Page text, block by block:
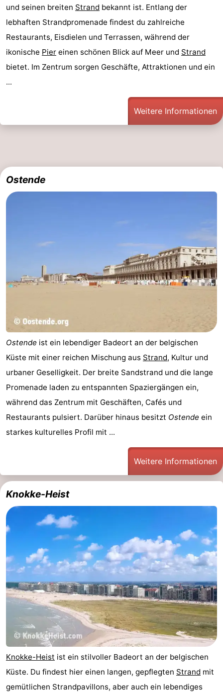
Domburg
-
Zoutelande
-
Vlissingen
-
Middelburg
Zeeuws-
Sluis
-
Cadzand-
-
Zwin
Westflandern
Brügge
-
Küste
-
Knokke-
Heist
-
Zeebrugge
-
Blankenberge
Wenduine
Wetter
und seinen breiten Strand bekannt ist. Entlang der
lebhaften Strandpromenade findest du zahlreiche
Restaurants, Eisdielen und Terrassen, während der
ikonische Pier einen schönen Blick auf Meer und Strand
bietet. Im Zentrum sorgen Geschäfte, Attraktionen und ein
...
Weitere Informationen
Ostende
Ostende ist ein lebendiger Badeort an der belgischen
Küste mit einer reichen Mischung aus Strand, Kultur und
urbaner Geselligkeit. Der breite Sandstrand und die lange
Promenade laden zu entspannten Spaziergängen ein,
während das Zentrum mit Geschäften, Cafés und
Restaurants pulsiert. Darüber hinaus besitzt Ostende ein
starkes kulturelles Profil mit ...
Weitere Informationen
Knokke-Heist
Knokke-Heist ist ein stilvoller Badeort an der belgischen
Küste. Du findest hier einen langen, gepflegten Strand mit
gemütlichen Strandpavillons, aber auch ein lebendiges